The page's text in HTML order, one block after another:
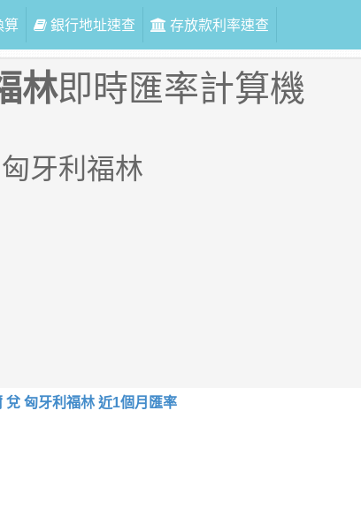
算 銀行地址速查 存放款利率速查
林即時匯率計算機
匈牙利福林
兌 匈牙利福林 近1個月匯率